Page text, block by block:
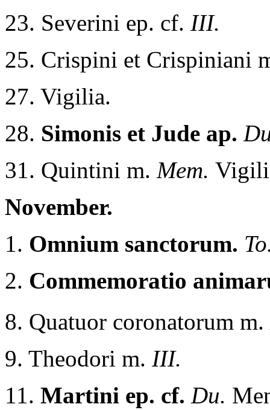
23. Severini ep. cf. III.
25. Crispini et Crispiniani
27. Vigilia.
28. Simonis et Jude ap.
31. Quintini m. Mem.
November.
1. Omnium sanctorum.
2. Commemoratio
8. Quatuor coronatorum m.
9. Theodori m. III.
11. Martini ep. cf. Du.